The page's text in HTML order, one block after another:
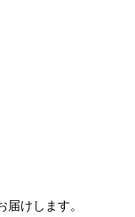
けします。